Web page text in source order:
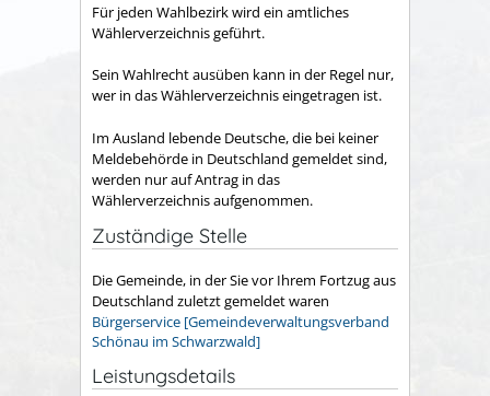
Für jeden Wahlbezirk wird ein amtliches
Wählerverzeichnis geführt.
Sein Wahlrecht ausüben kann in der Regel nur,
wer in das Wählerverzeichnis eingetragen ist.
Im Ausland lebende Deutsche, die bei keiner
Meldebehörde in Deutschland gemeldet sind,
werden nur auf Antrag in das
Wählerverzeichnis aufgenommen.
Zuständige Stelle
Die Gemeinde, in der Sie vor Ihrem Fortzug aus
Deutschland zuletzt gemeldet waren
Bürgerservice [Gemeindeverwaltungsverband
Schönau im Schwarzwald]
Leistungsdetails